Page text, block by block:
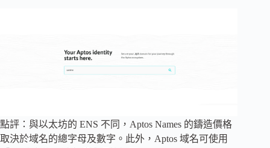
點評：與以太坊的 ENS 不同，Aptos Names 的鑄造價格
取決於域名的總字母及數字。此外，Aptos 域名可使用